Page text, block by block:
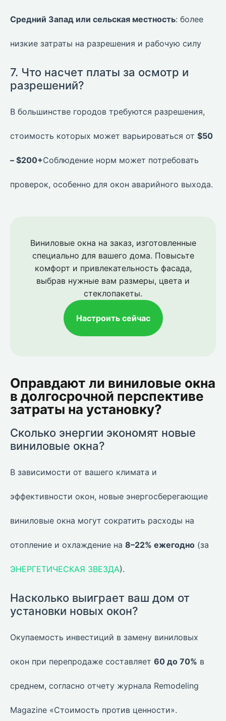
Средний Запад или сельская местность: более
низкие затраты на разрешения и рабочую силу
7. Что насчет платы за осмотр и
разрешений?
В большинстве городов требуются разрешения,
стоимость которых может варьироваться от $50
– $200+Соблюдение норм может потребовать
проверок, особенно для окон аварийного выхода.
Виниловые окна на заказ, изготовленные
специально для вашего дома. Повысьте
комфорт и привлекательность фасада,
выбрав нужные вам размеры, цвета и
стеклопакеты.
Настроить сейчас
Оправдают ли виниловые окна
в долгосрочной перспективе
затраты на установку?
Сколько энергии экономят новые
виниловые окна?
В зависимости от вашего климата и
эффективности окон, новые энергосберегающие
виниловые окна могут сократить расходы на
отопление и охлаждение на 8–22% ежегодно (за
ЭНЕРГЕТИЧЕСКАЯ ЗВЕЗДА).
Насколько выиграет ваш дом от
установки новых окон?
Окупаемость инвестиций в замену виниловых
окон при перепродаже составляет 60 до 70% в
среднем, согласно отчету журнала Remodeling
Magazine «Стоимость против ценности».